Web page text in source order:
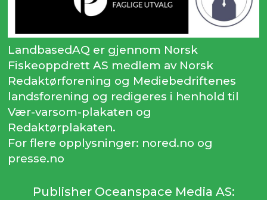
LandbasedAQ er gjennom Norsk
Fiskeoppdrett AS medlem av Norsk
Redaktørforening og Mediebedriftenes
landsforening og redigeres i henhold til
Vær-varsom-plakaten og
Redaktørplakaten.
For flere opplysninger: nored.no og
presse.no
Publisher Oceanspace Media AS: